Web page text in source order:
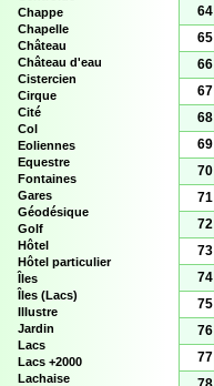
Chappe
Chapelle
Château
Château d'eau
Cistercien
Cirque
Cité
Col
Eoliennes
Equestre
Fontaines
Gares
Géodésique
Golf
Hôtel
Hôtel particulier
Îles
Îles (Lacs)
Illustre
Jardin
Lacs
Lacs +2000
Lachaise
64
65
66
67
68
69
70
71
72
73
74
75
76
77